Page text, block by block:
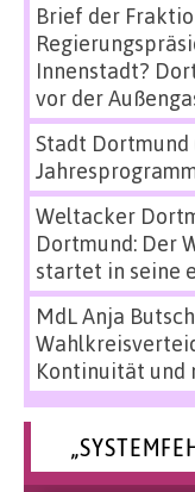
Brief der
Innenstadt?
vor der
Stadt Dortmund
Weltacker
Dortmund: Der
startet in seine
MdL Anja
Kontinuität und